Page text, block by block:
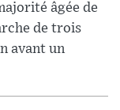
âgée de
de trois
avant un